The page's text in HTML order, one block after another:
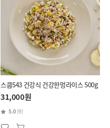
스쿱543 건강식 건강한멍라이스 500g
31,000원
5.0 (9)